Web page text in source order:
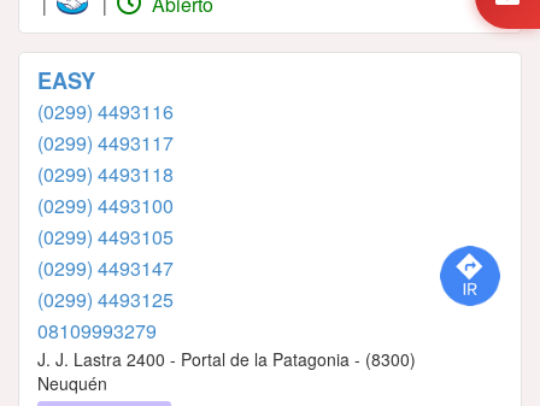
EASY
(0299) 4493116
(0299) 4493117
(0299) 4493118
(0299) 4493100
(0299) 4493105
(0299) 4493147
(0299) 4493125
08109993279
J. J. Lastra 2400 - Portal de la Patagonia - (8300)
Neuquén